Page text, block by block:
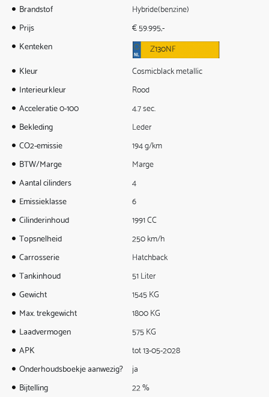
Brandstof
Hybride(benzine)
Prijs
€ 59.995,-
Kenteken
Z130NF
Kleur
Cosmicblack metallic
Interieurkleur
Rood
Acceleratie 0-100
4.7 sec.
Bekleding
Leder
CO2-emissie
194 g/km
BTW/Marge
Marge
Aantal cilinders
4
Emissieklasse
6
Cilinderinhoud
1991 CC
Topsnelheid
250 km/h
Carrosserie
Hatchback
Tankinhoud
51 Liter
Gewicht
1545 KG
Max. trekgewicht
1800 KG
Laadvermogen
575 KG
APK
tot 13-05-2028
Onderhoudsboekje aanwezig?
ja
Bijtelling
22 %